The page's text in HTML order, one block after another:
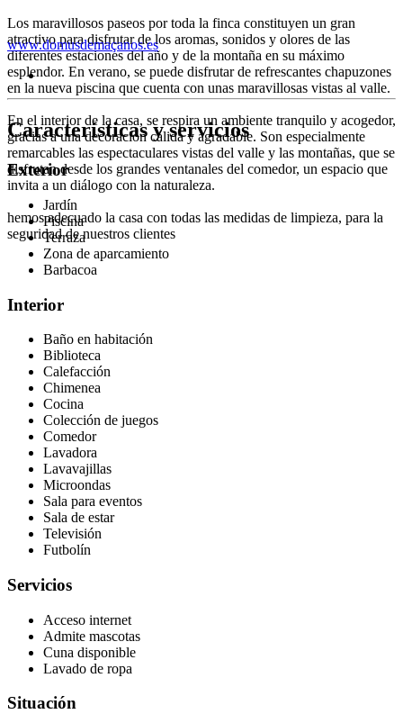
Los maravillosos paseos por toda la finca constituyen un gran
atractivo para disfrutar de los aromas, sonidos y olores de las
diferentes estaciones del año y de la montaña en su máximo
esplendor. En verano, se puede disfrutar de refrescantes chapuzones
en la nueva piscina que cuenta con unas maravillosas vistas al valle.
En el interior de la casa, se respira un ambiente tranquilo y acogedor,
gracias a una decoración cálida y agradable. Son especialmente
remarcables las espectaculares vistas del valle y las montañas, que se
disfrutan desde los grandes ventanales del comedor, un espacio que
invita a un diálogo con la naturaleza.
hemos adecuado la casa con todas las medidas de limpieza, para la
seguridad de nuestros clientes
www.domusdemaçanos.es
Características y servicios
Exterior
Jardín
Piscina
Terraza
Zona de aparcamiento
Barbacoa
Interior
Baño en habitación
Biblioteca
Calefacción
Chimenea
Cocina
Colección de juegos
Comedor
Lavadora
Lavavajillas
Microondas
Sala para eventos
Sala de estar
Televisión
Futbolín
Servicios
Acceso internet
Admite mascotas
Cuna disponible
Lavado de ropa
Situación